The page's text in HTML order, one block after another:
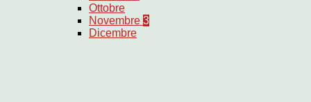
Ottobre
Novembre 3
Dicembre